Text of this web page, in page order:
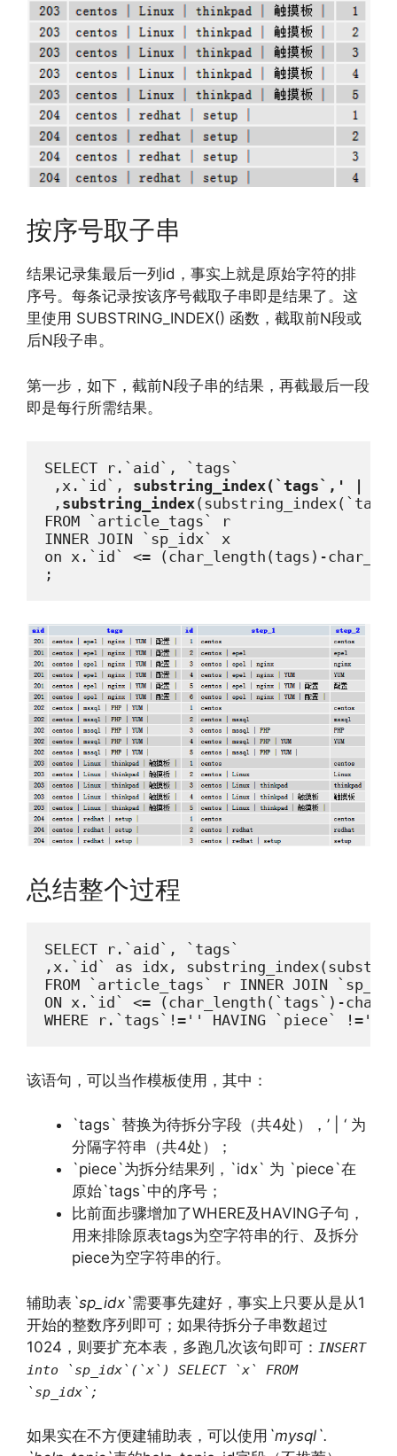
按序号取子串
结果记录集最后一列id，事实上就是原始字符的排
序号。每条记录按该序号截取子串即是结果了。这
里使用 SUBSTRING_INDEX() 函数，截取前N段或
后N段子串。
第一步，如下，截前N段子串的结果，再截最后一段
即是每行所需结果。
SELECT r.`aid`, `tags`
,x.`id`, substring_index(`tags`,' |
, substring_index
FROM `article_tags` r
INNER JOIN `sp_idx` x
on x.`id` <= (char_length(tags)-
;
总结整个过程
SELECT r.`aid`, `tags`
,x.`id` as idx,
FROM `article_tags` r INNER JOIN
ON x.`id` <= (char_length(`tags`)-
WHERE r.`tags`!='' HAVING `piece` !='';
该语句，可以当作模板使用，其中：
`tags` 替换为待拆分字段（共4处），’ | ‘ 为
分隔字符串（共4处）；
`piece`为拆分结果列，`idx` 为 `piece`在
原始`tags`中的序号；
比前面步骤增加了WHERE及HAVING子句，
用来排除原表tags为空字符串的行、及拆分
piece为空字符串的行。
辅助表 `sp_idx`需要事先建好，事实上只要从是从1
开始的整数序列即可；如果待拆分子串数超过
1024，则要扩充本表，多跑几次该句即可： INSERT
into `sp_idx`(`x`) SELECT `x` FROM
`sp_idx`;
如果实在不方便建辅助表，可以使用 `mysql`.